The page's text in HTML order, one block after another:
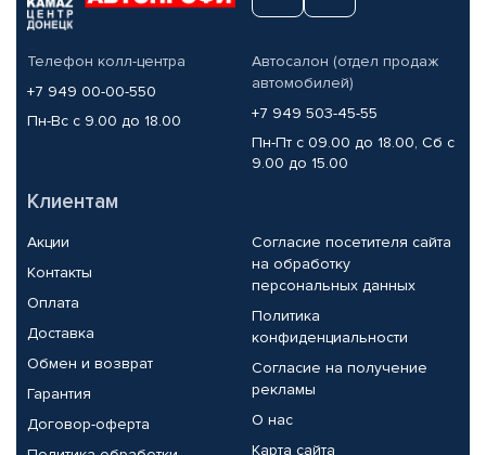
Телефон колл-центра
+7 949 00-00-550
Пн-Вс с 9.00 до 18.00
Автосалон (отдел продаж
автомобилей)
+7 949 503-45-55
Пн-Пт с 09.00 до 18.00, Сб с
9.00 до 15.00
Клиентам
Акции
Контакты
Оплата
Доставка
Обмен и возврат
Гарантия
Договор-оферта
Согласие посетителя сайта
на обработку
персональных данных
Политика
конфиденциальности
Согласие на получение
рекламы
О нас
Карта сайта